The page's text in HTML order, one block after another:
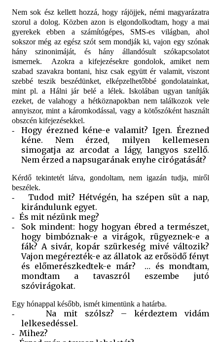
Nem sok ész kellett hozzá, hogy rájöjjek, némi magyarázatra
szorul a dolog. Közben azon is elgondolkodtam, hogy a mai
gyerekek ebben a számítógépes, SMS-es világban, ahol
sokszor még az egész szót sem mondják ki, vajon egy szónak
hány szinonimáját, és hány állandósult szókapcsolatot
ismernek.
Azokra a kifejezésekre gondolok, amiket nem
szabad szavakra bontani, hisz csak együtt ér valamit, viszont
szebbé teszik beszédünket, elképzelhetőbbé gondolatainkat,
mint pl. a Hálni jár belé a lélek. Iskolában ugyan tanítják
ezeket, de valahogy a hétköznapokban nem találkozok vele
annyiszor, mint a káromkodással, vagy a kötőszóként használt
obszcén kifejezésekkel.
-
Hogy érezned kéne-e valamit? Igen. Érezned
kéne. Nem érzed, milyen kellemesen
simogatja az arcodat a lágy, langyos szellő.
Nem érzed a napsugarának enyhe cirógatását?
Kérdő tekintetét látva, gondoltam, nem igazán tudja, miről
beszélek.
-
Tudod mit? Hétvégén, ha szépen süt a nap,
kirándulunk egyet.
- És mit nézünk meg?
-
Sok mindent: hogy hogyan ébred a természet,
hogy bimbóznak-e a virágok, rügyeznek-e a
fák? A sivár, kopár szürkeség mivé változik?
Vajon megérezték-e az állatok az erősödő fényt
és előmerészkedtek-e már?
… és mondtam,
mondtam a tavaszról eszembe jutó
szóvirágokat.
Egy hónappal később, ismét kimentünk a határba.
-
Na mit szólsz? – kérdeztem vidám
lelkesedéssel.
- Mihez?